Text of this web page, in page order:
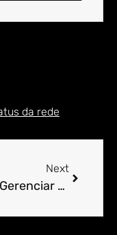
da rede
Next
Como Gerenciar Múltiplos Sites WordPress Eficientemente